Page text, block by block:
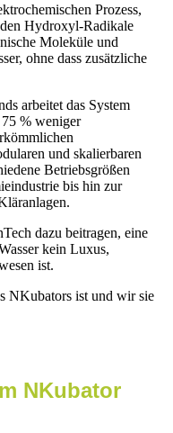
Prozess,
Hydroxyl-Radikale
Moleküle und
ohne dass zusätzliche
arbeitet das System
% weniger
und skalierbaren
Betriebsgrößen
bis hin zur
dazu beitragen, eine
kein Luxus,
ist.
NKubators ist und wir sie
NKubator